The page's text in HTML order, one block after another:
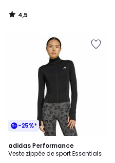
4,5
/
-25%*
adidas Performance
Veste zippée de sport Essentials
4,9
/ 5